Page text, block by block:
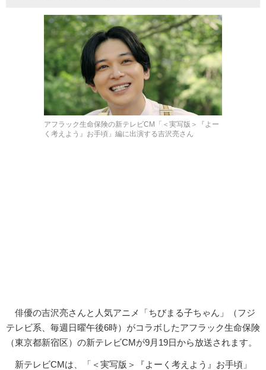
アフラック生命保険の新テレビCM「＜実写版＞『よー
く考えよう』お手頃」編に出演する吉沢亮さん
俳優の吉沢亮さんと人気アニメ「ちびまる子ちゃん」（フジ
テレビ系、毎週日曜午後6時）がコラボしたアフラック生命保険
（東京都新宿区）の新テレビCMが9月19日から放送されます。
新テレビCMは、「＜実写版＞『よーく考えよう』お手頃」